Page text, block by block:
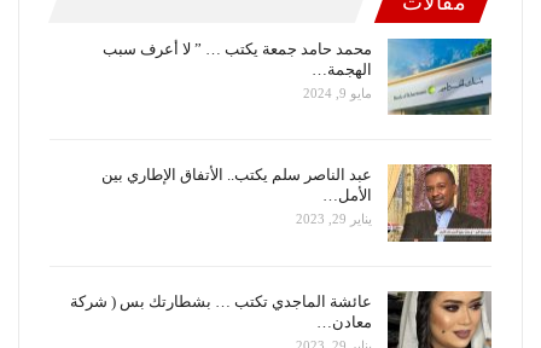
محمد حامد جمعة يكتب … ” لا أعرف سبب
الهجمة…
مايو 9, 2024
عبد الناصر سلم يكتب.. الأتفاق الإطاري بين
الأمل…
يناير 29, 2023
عائشة الماجدي تكتب … بشطارتك بس ( شركة
معادن…